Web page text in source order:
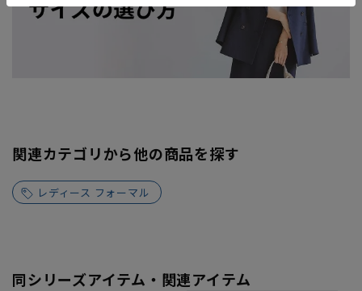
関連カテゴリから他の商品を探す
レディース フォーマル
同シリーズアイテム・関連アイテム